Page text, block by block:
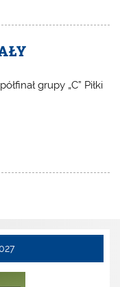
grupy „C” Piłki